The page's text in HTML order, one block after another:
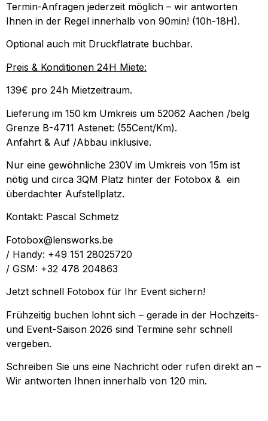
Termin-Anfragen jederzeit möglich – wir antworten
Ihnen in der Regel innerhalb von 90min! (10h-18H).
Optional auch mit Druckflatrate buchbar.
Preis & Konditionen 24H Miete:
139€ pro 24h Mietzeitraum.
Lieferung im 150 km Umkreis um 52062 Aachen /belg
Grenze B-4711 Astenet: (55Cent/Km).
Anfahrt & Auf /Abbau inklusive.
Nur eine gewöhnliche 230V im Umkreis von 15m ist
nötig und circa 3QM Platz hinter der Fotobox & ein
überdachter Aufstellplatz.
Kontakt: Pascal Schmetz
Fotobox@lensworks.be
/ Handy: +49 151 28025720
/ GSM: +32 478 204863
Jetzt schnell Fotobox für Ihr Event sichern!
Frühzeitig buchen lohnt sich – gerade in der Hochzeits-
und Event-Saison 2026 sind Termine sehr schnell
vergeben.
Schreiben Sie uns eine Nachricht oder rufen direkt an –
Wir antworten Ihnen innerhalb von 120 min.